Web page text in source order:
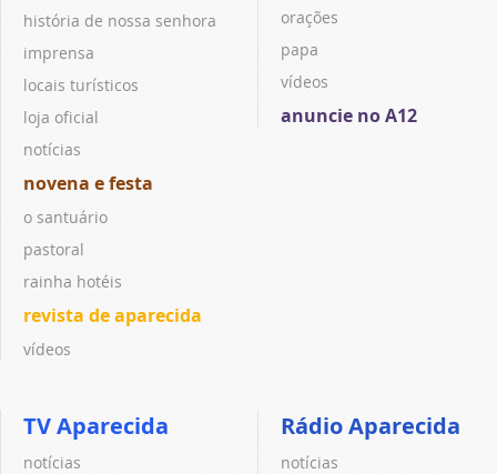
história de nossa senhora
imprensa
locais turísticos
loja oficial
notícias
novena e festa
o santuário
pastoral
rainha hotéis
revista de aparecida
vídeos
orações
papa
vídeos
anuncie no A12
TV Aparecida
notícias
Rádio Aparecida
notícias